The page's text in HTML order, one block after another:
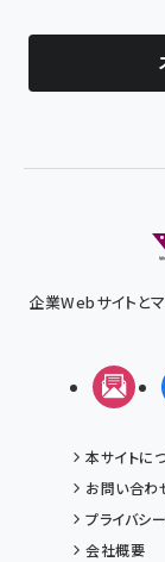
企業Webサイトと
メ
本サイトに
お問い合わ
プライバシ
会社概要